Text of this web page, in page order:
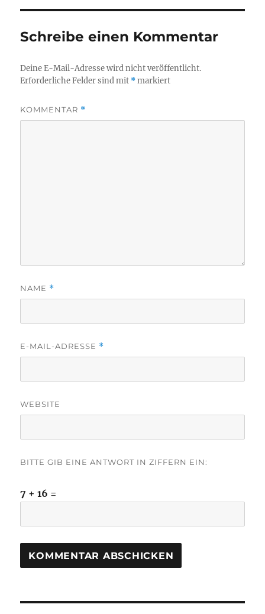
Schreibe einen Kommentar
Deine E-Mail-Adresse wird nicht veröffentlicht.
Erforderliche Felder sind mit *markiert
KOMMENTAR *
NAME *
E-MAIL-ADRESSE *
WEBSITE
BITTE GIB EINE ANTWORT IN ZIFFERN EIN:
7 + 16 =